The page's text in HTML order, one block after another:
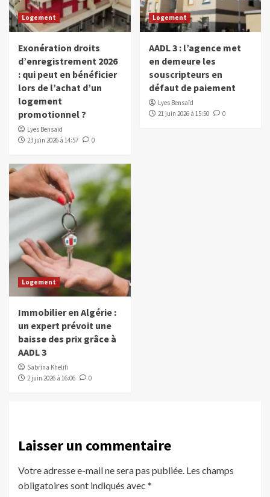
Logement
Exonération droits
d’enregistrement 2026
: qui peut en bénéficier
lors de l’achat d’un
logement
promotionnel ?
Lyes Bensaïd
23 juin 2026 à 14:57
0
Logement
AADL 3 : l’agence met
en demeure les
souscripteurs en
défaut de paiement
Lyes Bensaïd
21 juin 2026 à 15:50
0
Logement
Immobilier en Algérie :
un expert prévoit une
baisse des prix grâce à
AADL 3
Sabrina Khelifi
2 juin 2026 à 16:06
0
Laisser un commentaire
Votre adresse e-mail ne sera pas publiée. Les champs
obligatoires sont indiqués avec *